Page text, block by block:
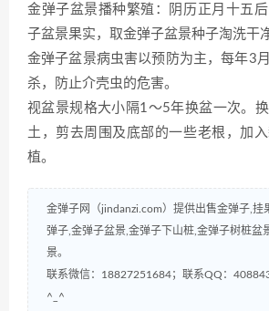
金弹子盆景播种繁殖：阴历正月十五
子盆景果实，取金弹子盆景种子淘洗干
金弹子盆景病虫害以预防为主，每年3
杀，防止介壳虫的危害。
视盆景规格大小隔1～5年换盆一次。
土，剪去周围及底部的一些老根，加
植。
金弹子网（jindanzi.com）提供出售金弹子,挂
弹子,金弹子盆景,金弹子下山桩,金弹子树桩盆
景。
联系微信：18827251684；联系QQ：
^_^